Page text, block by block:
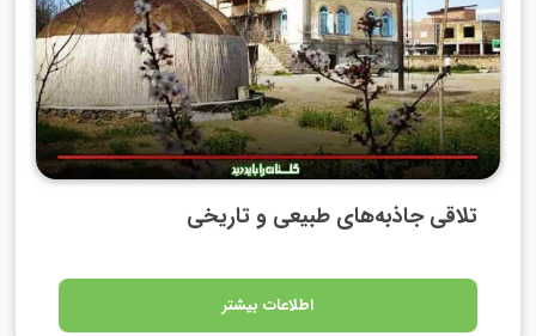
تلاقی جاذبه‌های طبیعی و تاریخی
اطلاعات بیشتر